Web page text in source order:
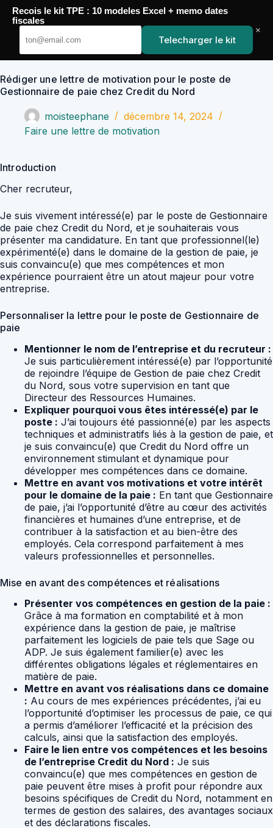
Passer
contenu
YoupiJobs
Rédiger une lettre de motivation pour le poste de
Gestionnaire de paie chez Credit du Nord
moisteephane
décembre 14, 2024
Faire une lettre de motivation
Introduction
Cher recruteur,
Je suis vivement intéressé(e) par le poste de Gestionnaire
de paie chez Credit du Nord, et je souhaiterais vous
présenter ma candidature. En tant que professionnel(le)
expérimenté(e) dans le domaine de la gestion de paie, je
suis convaincu(e) que mes compétences et mon
expérience pourraient être un atout majeur pour votre
entreprise.
Personnaliser la lettre pour le poste de Gestionnaire de
paie
Mentionner le nom de l’entreprise et du recruteur :
Je suis particulièrement intéressé(e) par l’opportunité
de rejoindre l’équipe de Gestion de paie chez Credit
du Nord, sous votre supervision en tant que
Directeur des Ressources Humaines.
Expliquer pourquoi vous êtes intéressé(e) par le
poste : J’ai toujours été passionné(e) par les aspects
techniques et administratifs liés à la gestion de paie, et
je suis convaincu(e) que Credit du Nord offre un
environnement stimulant et dynamique pour
développer mes compétences dans ce domaine.
Mettre en avant vos motivations et votre intérêt
pour le domaine de la paie : En tant que Gestionnaire
de paie, j’ai l’opportunité d’être au cœur des activités
financières et humaines d’une entreprise, et de
contribuer à la satisfaction et au bien-être des
employés. Cela correspond parfaitement à mes
valeurs professionnelles et personnelles.
Mise en avant des compétences et réalisations
Présenter vos compétences en gestion de la paie :
Grâce à ma formation en comptabilité et à mon
expérience dans la gestion de paie, je maîtrise
parfaitement les logiciels de paie tels que Sage ou
ADP. Je suis également familier(e) avec les
différentes obligations légales et réglementaires en
matière de paie.
Mettre en avant vos réalisations dans ce domaine
: Au cours de mes expériences précédentes, j’ai eu
l’opportunité d’optimiser les processus de paie, ce qui
a permis d’améliorer l’efficacité et la précision des
calculs, ainsi que la satisfaction des employés.
Faire le lien entre vos compétences et les besoins
de l’entreprise Credit du Nord : Je suis
convaincu(e) que mes compétences en gestion de
paie peuvent être mises à profit pour répondre aux
besoins spécifiques de Credit du Nord, notamment en
termes de gestion des salaires, des avantages sociaux
et des déclarations fiscales.
Recois le kit TPE : 10 modeles Excel + memo dates
fiscales
Telecharger le kit
×